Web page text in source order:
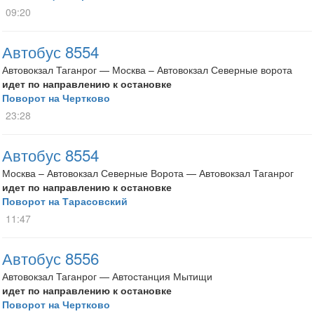
09:20
Автобус 8554
Автовокзал Таганрог — Москва – Автовокзал Северные ворота
идет по направлению к остановке
Поворот на Чертково
23:28
Автобус 8554
Москва – Автовокзал Северные Ворота — Автовокзал Таганрог
идет по направлению к остановке
Поворот на Тарасовский
11:47
Автобус 8556
Автовокзал Таганрог — Автостанция Мытищи
идет по направлению к остановке
Поворот на Чертково